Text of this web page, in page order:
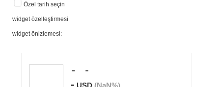
Özel tarih seçin
widget özelleştirmesi
widget önizlemesi: